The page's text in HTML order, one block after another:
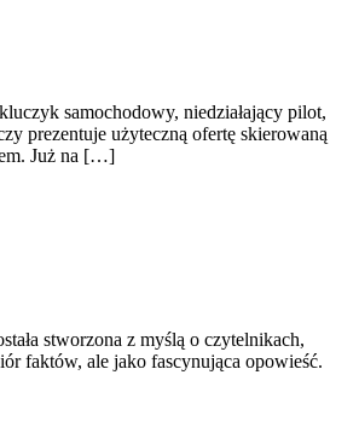
samochodowy, niedziałający pilot,
prezentuje użyteczną ofertę skierowaną
Już na […]
stworzona z myślą o czytelnikach,
faktów, ale jako fascynująca opowieść.